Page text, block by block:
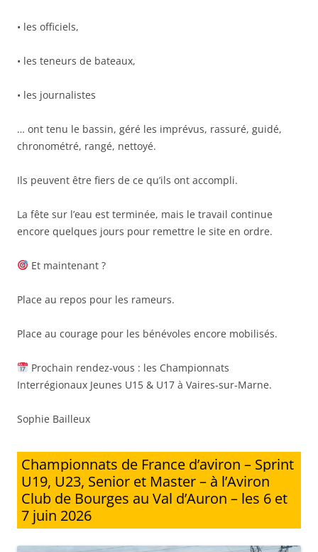
• les officiels,
• les teneurs de bateaux,
• les journalistes
… ont tenu le bassin, géré les imprévus, rassuré, guidé,
chronométré, rangé, nettoyé.
Ils peuvent être fiers de ce qu’ils ont accompli.
La fête sur l’eau est terminée, mais le travail continue
encore quelques jours pour remettre le site en ordre.
Et maintenant ?
Place au repos pour les rameurs.
Place au courage pour les bénévoles encore mobilisés.
Prochain rendez‑vous : les Championnats
Interrégionaux Jeunes U15 & U17 à Vaires‑sur‑Marne.
Sophie Bailleux
Championnats de France d’aviron – Sprint
U19, U23, Senior et Master – à l’Aviron
Club de Bourges au Val d’Auron – les 6 et
7 juin 2026